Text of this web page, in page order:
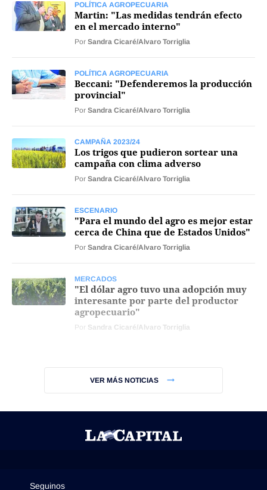
POLÍTICA AGROPECUARIA
Martin: "Las medidas tendrán efecto
en el mercado interno"
Por Sandra Cicaré/Alvaro Torriglia
POLÍTICA AGROPECUARIA
Beccani: "Defenderemos la producción
provincial"
Por Sandra Cicaré/Alvaro Torriglia
CAMPAÑA 2023/24
Los trigos que pudieron sortear una
campaña con clima adverso
Por Sandra Cicaré/Alvaro Torriglia
ESCENARIO
"Para el mundo del agro es mejor estar
cerca de China que de Estados Unidos"
Por Sandra Cicaré/Alvaro Torriglia
MERCADOS
"El dólar agro tuvo una adopción muy
interesante por parte del productor
agropecuario"
Por Sandra Cicaré/Alvaro Torriglia
VER MÁS NOTICIAS
Seguinos